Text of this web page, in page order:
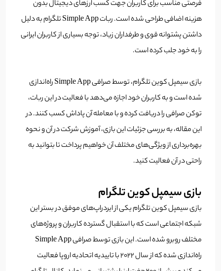
فرصتی مناسب برای کاربران جهت کسب ارزهای دیجیتال بدون
هزینه اضافی طراحی شده است. ربات Simple App تلگرام به دلیل
داشتن پشتوانه قوی و طرفداران زیاد، توجه بسیاری از کاربران ایرانی
را به خود جلب کرده است.
بازی سیمپل کوین تلگرام، توسط صرافی Simple App راه‌اندازی
شده‌ است و به کاربران خود اجازه می‌دهد با فعالیت در این ربات،
توکن صرافی را دریافت کرده و با معامله آن پاداش کسب کنند. در
این مقاله، به بررسی جزئیات این بازی، آموزش شرکت در آن و نحوه
بهره‌برداری از ویژگی‌های مختلف آن خواهیم پرداخت تا بتوانید به
راحتی در آن فعالیت کنید.
بازی سیمپل کوین تلگرام
بازی سیمپل کوین تلگرام یکی از ایردراپ‌های موفق در بستر این
شبکه اجتماعی است که با استقبال گسترده کاربران و پروژه‌های
مختلف روبرو شده است. این بازی توسط صرافی Simple App
راه‌اندازی شده که از سال ۲۰۲۲ با تاییدیه اتحادیه اروپا فعالیت